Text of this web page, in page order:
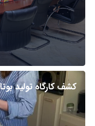
کشف کارگاه تولید